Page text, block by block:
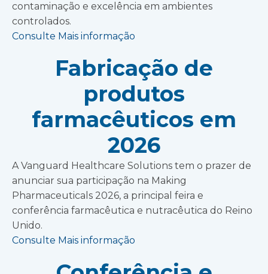
contaminação e excelência em ambientes
controlados.
Consulte Mais informação
Fabricação de
produtos
farmacêuticos em
2026
A Vanguard Healthcare Solutions tem o prazer de
anunciar sua participação na Making
Pharmaceuticals 2026, a principal feira e
conferência farmacêutica e nutracêutica do Reino
Unido.
Consulte Mais informação